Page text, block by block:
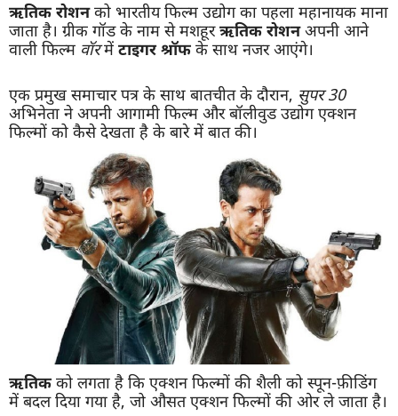
ऋतिक रोशनको भारतीय फिल्म उद्योग का पहला महानायक माना
जाता है। ग्रीक गॉड के नाम से मशहूरऋतिक रोशनअपनी आने
वाली फिल्म वॉरमें टाइगर श्रॉफ के साथ नजर आएंगे।
एक प्रमुख समाचार पत्र के साथ बातचीत के दौरान, सुपर 30
अभिनेता ने अपनी आगामी फिल्म और बॉलीवुड उद्योग एक्शन
फिल्मों को कैसे देखता है के बारे में बात की।
ऋतिक को लगता है कि एक्शन फिल्मों की शैली को स्पून-फ़ीडिंग
में बदल दिया गया है, जो औसत एक्शन फिल्मों की ओर ले जाता है।